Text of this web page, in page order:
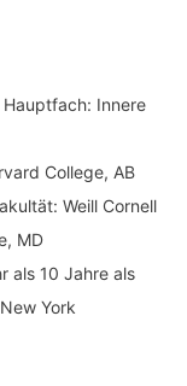
Hauptfach: Innere
College, AB
Weill Cornell
MD
als 10 Jahre als
York